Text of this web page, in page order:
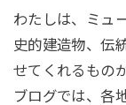
わたしは、ミュ
史的建造物、伝
せてくれるもの
ブログでは、各